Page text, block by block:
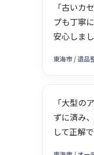
「古いカ
プも丁寧
安心しまし
東海市 / 遺品
「大型の
ずに済み
して正解